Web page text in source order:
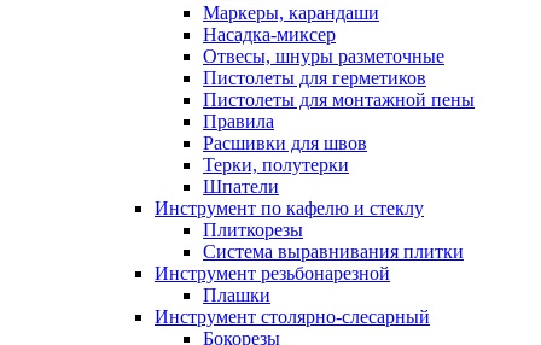
Маркеры, карандаши
Насадка-миксер
Отвесы, шнуры разметочные
Пистолеты для герметиков
Пистолеты для монтажной пены
Правила
Расшивки для швов
Терки, полутерки
Шпатели
Инструмент по кафелю и стеклу
Плиткорезы
Система выравнивания плитки
Инструмент резьбонарезной
Плашки
Инструмент столярно-слесарный
Бокорезы